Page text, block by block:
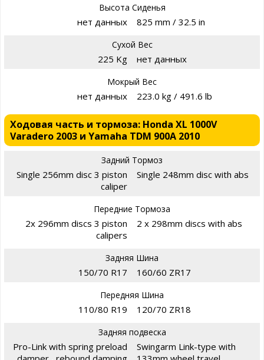
Высота Сиденья
нет данных 825 mm / 32.5 in
Сухой Вес
225 Kg нет данных
Мокрый Вес
нет данных 223.0 kg / 491.6 lb
Ходовая часть и тормоза: Honda XL 1000V
Varadero 2003 и Yamaha TDM 900A 2010
Задний Тормоз
Single 256mm disc 3 piston
caliper
Single 248mm disc with abs
Передние Тормоза
2x 296mm discs 3 piston
calipers
2 x 298mm discs with abs
Задняя Шина
150/70 R17 160/60 ZR17
Передняя Шина
110/80 R19 120/70 ZR18
Задняя подвеска
Pro-Link with spring preload
Swingarm Link-type with